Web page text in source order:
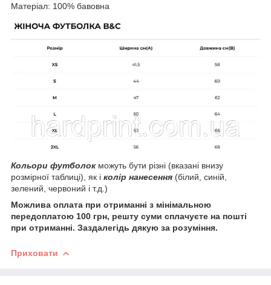
Матеріал: 100% бавовна
Кольори футболокможуть бути різні (вказані внизу
розмірної таблиці), як і колір нанесення (білий, синій,
зелений, червоний і т.д.)
Можлива оплата при отриманні з мінімальною
передоплатою 100 грн, решту суми сплачуєте на пошті
при отриманні. Заздалегідь дякую за розуміння.
Приховати